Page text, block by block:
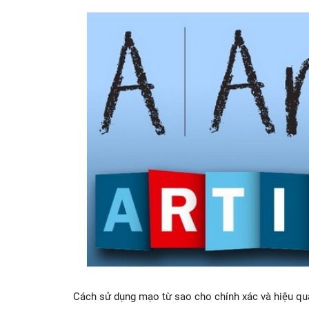
Cách sử dụng mạo từ sao cho chính xác và hiệu